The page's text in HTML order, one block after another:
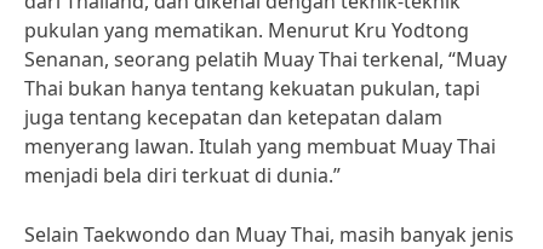
pukulan yang mematikan. Menurut Kru Yodtong
Senanan, seorang pelatih Muay Thai terkenal, “Muay
Thai bukan hanya tentang kekuatan pukulan, tapi
juga tentang kecepatan dan ketepatan dalam
menyerang lawan. Itulah yang membuat Muay Thai
menjadi bela diri terkuat di dunia.”
Selain Taekwondo dan Muay Thai, masih banyak jenis